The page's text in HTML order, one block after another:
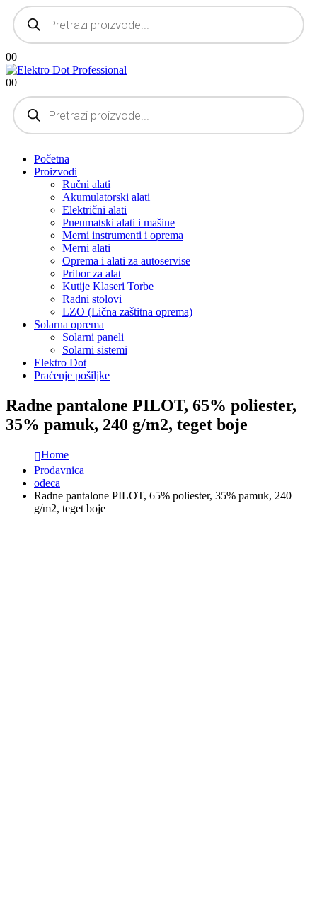
Products
search
00
00
Products
search
Početna
Proizvodi
Ručni alati
Akumulatorski alati
Električni alati
Pneumatski alati i mašine
Merni instrumenti i oprema
Merni alati
Oprema i alati za autoservise
Pribor za alat
Kutije Klaseri Torbe
Radni stolovi
LZO (Lična zaštitna oprema)
Solarna oprema
Solarni paneli
Solarni sistemi
Elektro Dot
Praćenje pošiljke
Radne pantalone PILOT, 65% poliester,
35% pamuk, 240 g/m2, teget boje
Home
Prodavnica
odeca
Radne pantalone PILOT, 65% poliester, 35% pamuk, 240
g/m2, teget boje